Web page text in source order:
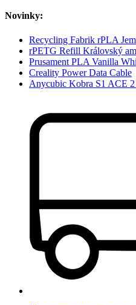
Novinky:
Recycling Fabrik rPLA
rPETG Refill Královský
Prusament PLA Vanilla
Creality Power Data Cable
Anycubic Kobra S1 ACE